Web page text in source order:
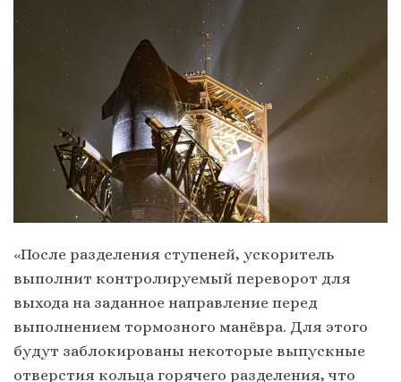
«После разделения ступеней, ускоритель
выполнит контролируемый переворот для
выхода на заданное направление перед
выполнением тормозного манёвра. Для этого
будут заблокированы некоторые выпускные
отверстия кольца горячего разделения, что